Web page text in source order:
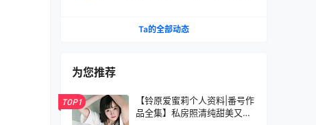
Ta的全部动态
为您推荐
TOP1
【铃原爱蜜莉个人资料|番号作
品全集】私房照清纯甜美又可